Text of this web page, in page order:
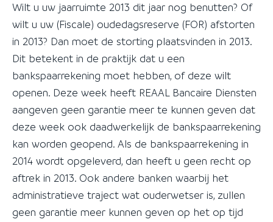
Wilt u uw jaarruimte 2013 dit jaar nog benutten? Of
wilt u uw (Fiscale) oudedagsreserve (FOR) afstorten
in 2013? Dan moet de storting plaatsvinden in 2013.
Dit betekent in de praktijk dat u een
bankspaarrekening moet hebben, of deze wilt
openen. Deze week heeft REAAL Bancaire Diensten
aangeven geen garantie meer te kunnen geven dat
deze week ook daadwerkelijk de bankspaarrekening
kan worden geopend. Als de bankspaarrekening in
2014 wordt opgeleverd, dan heeft u geen recht op
aftrek in 2013. Ook andere banken waarbij het
administratieve traject wat ouderwetser is, zullen
geen garantie meer kunnen geven op het op tijd